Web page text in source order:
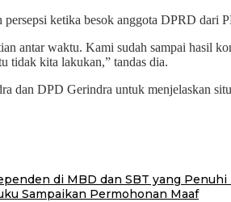
ketika besok anggota DPRD dari
antar waktu. Kami sudah sampai hasil
tidak kita lakukan,” tandas dia.
dan DPD Gerindra untuk menjelaskan
di MBD dan SBT yang Penuhi
Sampaikan Permohonan Maaf